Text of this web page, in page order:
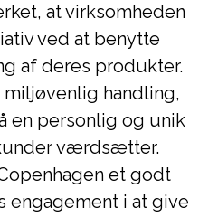
at virksomheden
ved at benytte
af deres produkter.
handling,
en personlig og unik
værdsætter.
et godt
engagement i at give